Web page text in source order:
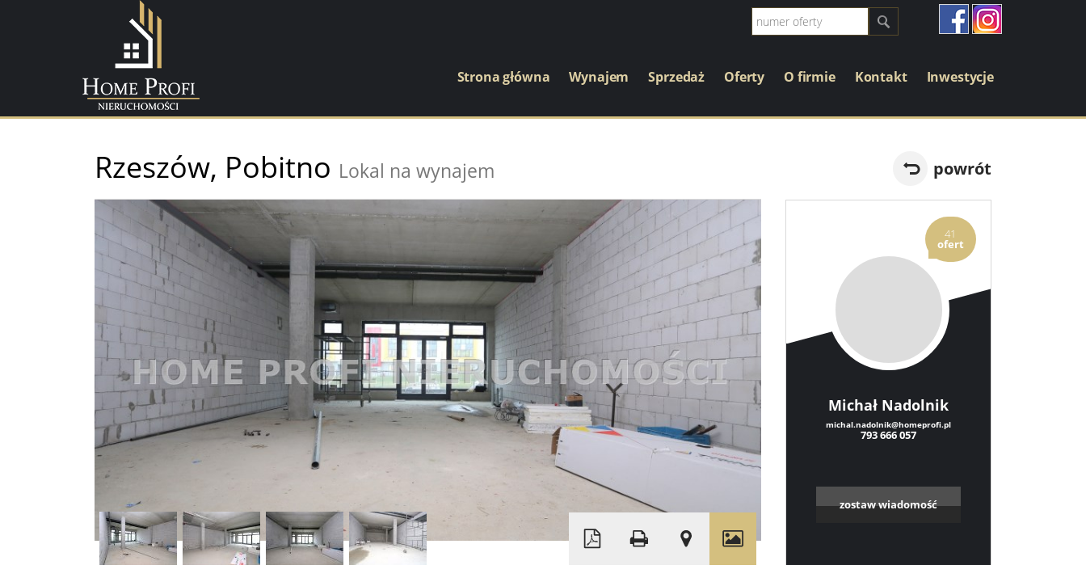
Strona główna Wynajem Sprzedaż Oferty O firmie Kontakt Inwestycje
Rzeszów, Pobitno Lokal na wynajem powrót
©OpenStreetMap contributors
41
ofert
Michał Nadolnik
michal.nadolnik@homeprofi.pl
793 666 057
zostaw wiadomość